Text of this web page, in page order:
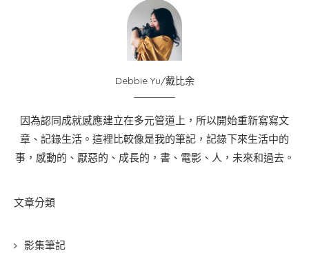
Debbie Yu/戴比余
因為認同成就感應建立在多元管道上，所以開始重新寫寫文
章、記錄生活。這裡比較像是我的筆記，記錄下來生活中的
事，感動的、厭惡的、成長的，書、電影、人，未來和過去。
文章分類
影集筆記